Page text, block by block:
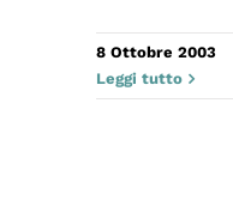
8 Ottobre 2003
Leggi tutto